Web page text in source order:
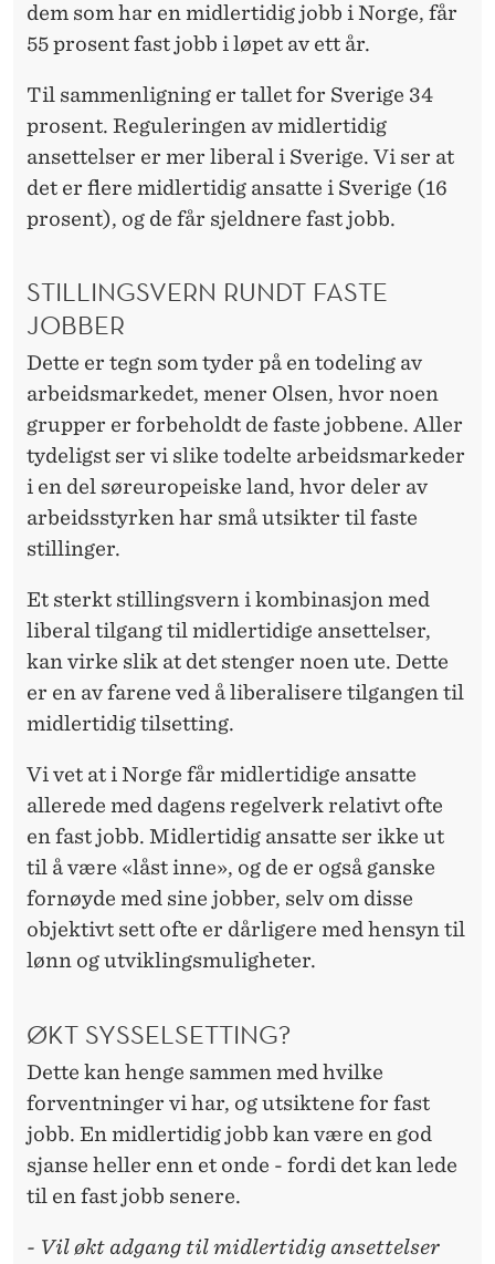
dem som har en midlertidig jobb i Norge, får
55 prosent fast jobb i løpet av ett år.
Til sammenligning er tallet for Sverige 34
prosent. Reguleringen av midlertidig
ansettelser er mer liberal i Sverige. Vi ser at
det er flere midlertidig ansatte i Sverige (16
prosent), og de får sjeldnere fast jobb.
STILLINGSVERN RUNDT FASTE
JOBBER
Dette er tegn som tyder på en todeling av
arbeidsmarkedet, mener Olsen, hvor noen
grupper er forbeholdt de faste jobbene. Aller
tydeligst ser vi slike todelte arbeidsmarkeder
i en del søreuropeiske land, hvor deler av
arbeidsstyrken har små utsikter til faste
stillinger.
Et sterkt stillingsvern i kombinasjon med
liberal tilgang til midlertidige ansettelser,
kan virke slik at det stenger noen ute. Dette
er en av farene ved å liberalisere tilgangen til
midlertidig tilsetting.
Vi vet at i Norge får midlertidige ansatte
allerede med dagens regelverk relativt ofte
en fast jobb. Midlertidig ansatte ser ikke ut
til å være «låst inne», og de er også ganske
fornøyde med sine jobber, selv om disse
objektivt sett ofte er dårligere med hensyn til
lønn og utviklingsmuligheter.
ØKT SYSSELSETTING?
Dette kan henge sammen med hvilke
forventninger vi har, og utsiktene for fast
jobb. En midlertidig jobb kan være en god
sjanse heller enn et onde - fordi det kan lede
til en fast jobb senere.
- Vil økt adgang til midlertidig ansettelser